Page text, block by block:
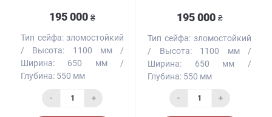
195 000 ₴
Тип сейфа: зломостойкий
Высота:
1100 мм
Ширина:
650 мм
Глубина: 550 мм
- +
195 000 ₴
Тип сейфа: зломостойкий
Высота:
1100 мм
Ширина:
650 мм
Глубина: 550 мм
- +